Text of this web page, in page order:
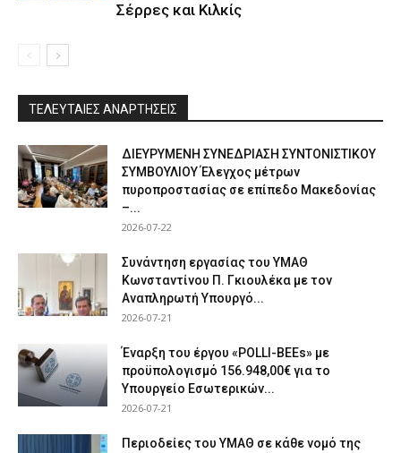
Σέρρες και Κιλκίς
ΤΕΛΕΥΤΑΙΕΣ ΑΝΑΡΤΗΣΕΙΣ
ΔΙΕΥΡΥΜΕΝΗ ΣΥΝΕΔΡΙΑΣΗ ΣΥΝΤΟΝΙΣΤΙΚΟΥ
ΣΥΜΒΟΥΛΙΟΥ Έλεγχος μέτρων
πυροπροστασίας σε επίπεδο Μακεδονίας
–...
2026-07-22
Συνάντηση εργασίας του ΥΜΑΘ
Κωνσταντίνου Π. Γκιουλέκα με τον
Αναπληρωτή Υπουργό...
2026-07-21
Έναρξη του έργου «POLLI-BEEs» με
προϋπολογισμό 156.948,00€ για το
Υπουργείο Εσωτερικών...
2026-07-21
Περιοδείες του ΥΜΑΘ σε κάθε νομό της